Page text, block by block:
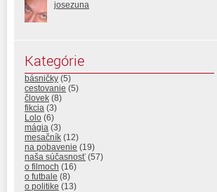
josezuna
Kategórie
básničky (5)
cestovanie (5)
človek (8)
fikcia (3)
Lolo (6)
mágia (3)
mesačník (12)
na pobavenie (19)
naša súčasnosť (57)
o filmoch (16)
o futbale (8)
o politike (13)